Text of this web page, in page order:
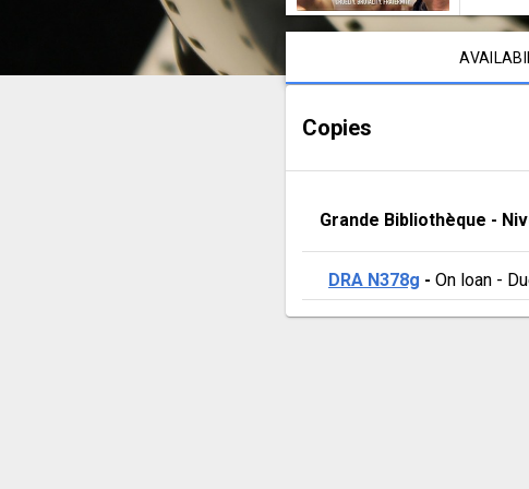
Notice content
Copies
Grande Bibliothèque -
DRA N378g - On loan -